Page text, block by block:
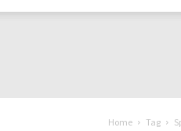
Home Tag